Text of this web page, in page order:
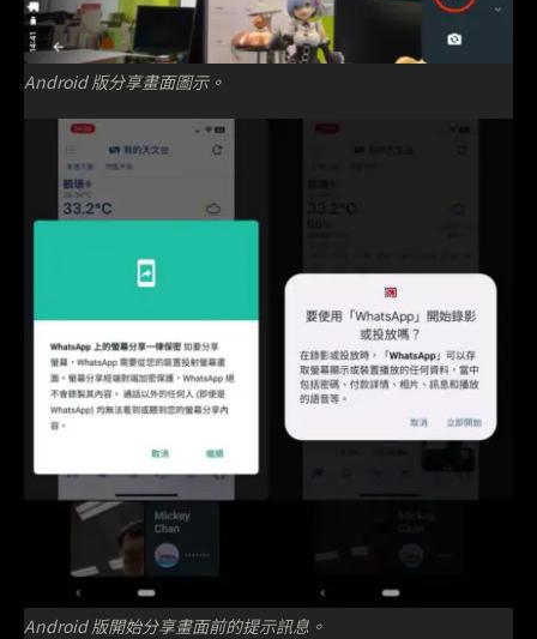
Android 版分享畫面圖示。
Android 版開始分享畫面前的提示訊息。